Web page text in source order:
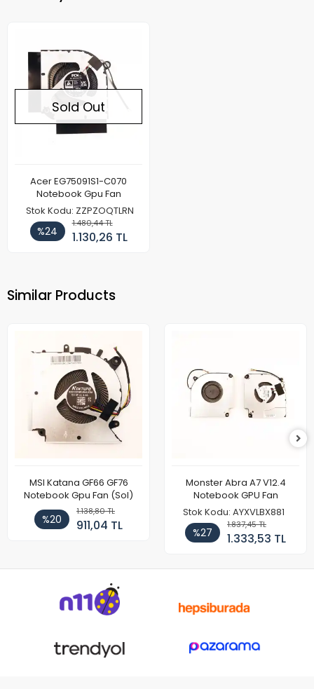
Sold Out
Acer EG75091S1-C070
Notebook Gpu Fan
Stok Kodu: ZZPZOQTLRN
%24
1.480,44 TL
1.130,26 TL
Similar Products
MSI Katana GF66 GF76
Notebook Gpu Fan (Sol)
%20
1.138,80 TL
911,04 TL
Monster Abra A7 V12.4
Notebook GPU Fan
Stok Kodu: AYXVLBX881
%27
1.837,45 TL
1.333,53 TL